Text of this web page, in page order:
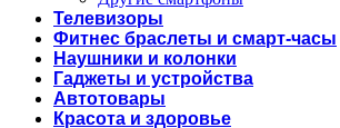
Телевизоры
Фитнес браслеты и смарт-часы
Наушники и колонки
Гаджеты и устройства
Автотовары
Красота и здоровье